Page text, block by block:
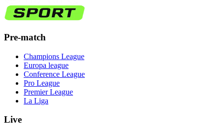
Pre-match
Champions League
Europa league
Conference League
Pro League
Premier League
La Liga
Live